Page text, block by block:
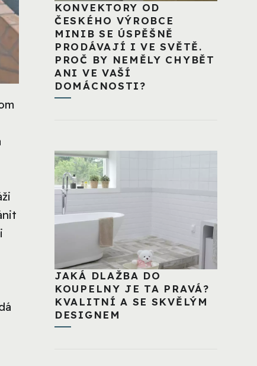
KONVEKTORY OD
ČESKÉHO VÝROBCE
MINIB SE ÚSPĚŠNĚ
PRODÁVAJÍ I VE SVĚTĚ.
PROČ BY NEMĚLY CHYBĚT
ANI VE VAŠÍ
DOMÁCNOSTI?
JAKÁ DLAŽBA DO
KOUPELNY JE TA PRAVÁ?
KVALITNÍ A SE SKVĚLÝM
DESIGNEM